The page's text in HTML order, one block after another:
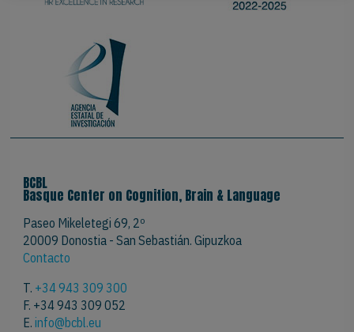
BCBL
Basque Center on Cognition, Brain & Language
Paseo Mikeletegi 69, 2º
20009 Donostia - San Sebastián. Gipuzkoa
Contacto
T. +34 943 309 300
F. +34 943 309 052
E.info@bcbl.eu